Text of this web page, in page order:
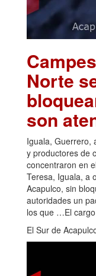
Norte
son
Iguala, Guerrero,
y productores de
concentraron en
Teresa, Iguala, a
Acapulco, sin
autoridades un
los que …El
El Sur de